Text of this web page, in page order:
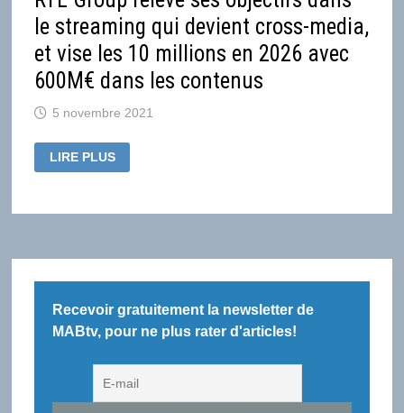
le streaming qui devient cross-media,
et vise les 10 millions en 2026 avec
600M€ dans les contenus
5 novembre 2021
RTL
GROUP
DANS
CROSS-
ET
VISE
LES
600M€
LIRE PLUS
Recevoir gratuitement la newsletter de
MABtv, pour ne plus rater d'articles!